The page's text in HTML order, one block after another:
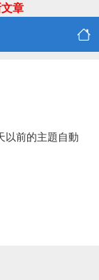
章
以前的主題自動